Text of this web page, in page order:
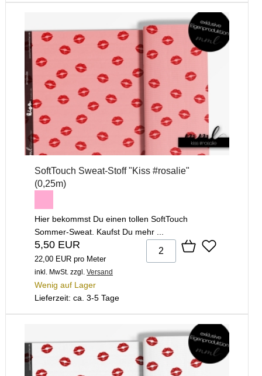
SoftTouch Sweat-Stoff "Kiss #rosalie"
(0,25m)
Hier bekommst Du einen tollen SoftTouch
Sommer-Sweat. Kaufst Du mehr ...
5,50 EUR
22,00 EUR pro Meter
inkl. MwSt. zzgl. Versand
Wenig auf Lager
Lieferzeit: ca. 3-5 Tage